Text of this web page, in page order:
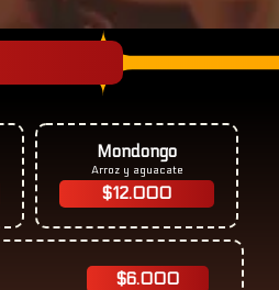
Mondongo
Arroz y aguacate
$12.000
$6.000